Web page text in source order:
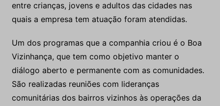
entre crianças, jovens e adultos das cidades nas
quais a empresa tem atuação foram atendidas.
Um dos programas que a companhia criou é o Boa
Vizinhança, que tem como objetivo manter o
diálogo aberto e permanente com as comunidades.
São realizadas reuniões com lideranças
comunitárias dos bairros vizinhos às operações da